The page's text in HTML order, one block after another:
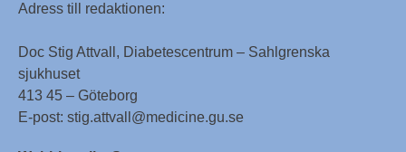
Adress till redaktionen:
Doc Stig Attvall, Diabetescentrum – Sahlgrenska
sjukhuset
413 45 – Göteborg
E-post: stig.attvall@medicine.gu.se